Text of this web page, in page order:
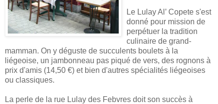
Le Lulay Al’ Copete s'est
donné pour mission de
perpétuer la tradition
culinaire de grand-
mamman. On y déguste de succulents boulets à la
liégeoise, un jambonneau pas piqué de vers, des rognons à
prix d'amis (14,50 €) et bien d'autres spécialités liégeoises
ou classiques.
La perle de la rue Lulay des Febvres doit son succès à